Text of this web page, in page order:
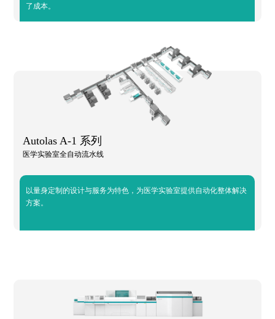
了成本。
Autolas A-1 系列
医学实验室全自动流水线
以量身定制的设计与服务为特色，为医学实验室提供自动化整体解决
方案。